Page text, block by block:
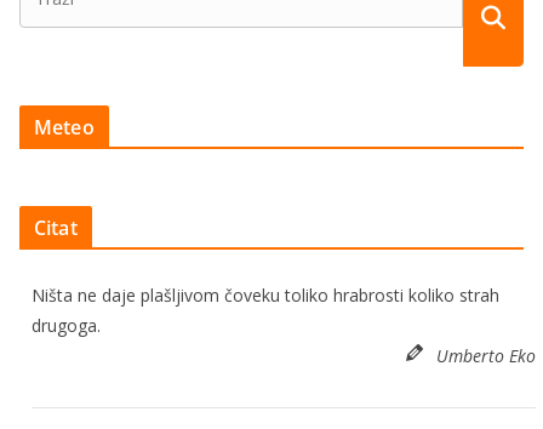
Meteo
Citat
Ništa ne daje plašljivom čoveku toliko hrabrosti koliko strah
drugoga.
Umberto Eko